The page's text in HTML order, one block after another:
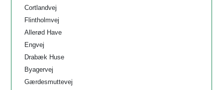
Cortlandvej
Flintholmvej
Allerød Have
Engvej
Drabæk Huse
Byagervej
Gærdesmuttevej